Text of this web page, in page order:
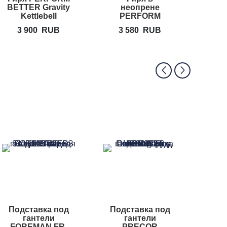
BETTER Gravity
Kettlebell
3 900
RUB
неопрене
PERFORM
Neoprene
3 580 RUB
Подставка под
гантели
Подставка под
гантели